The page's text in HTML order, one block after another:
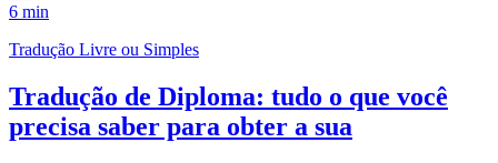
6 min
Tradução Livre ou Simples
Tradução de Diploma: tudo o que você
precisa saber para obter a sua